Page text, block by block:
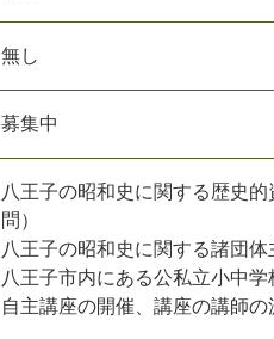
無し
募集中
八王子の昭和史に関する歴史
問）
八王子の昭和史に関する諸団
八王子市内にある公私立小中
自主講座の開催、講座の講師の